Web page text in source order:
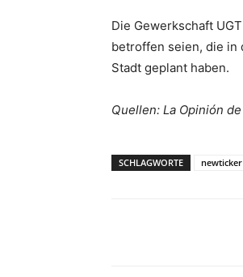
Die Gewerkschaft
betroffen seien, die in
Stadt geplant haben.
Quellen: La Opinión
SCHLAGWORTE newticker